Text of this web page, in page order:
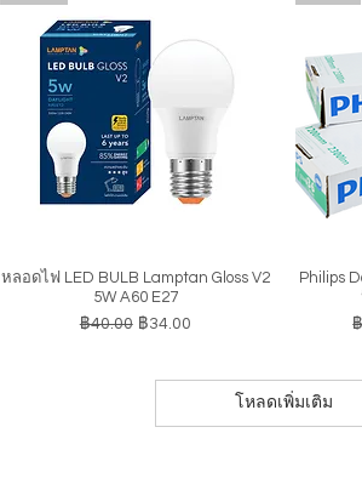
ดูข้อมูลด่วน
หลอดไฟ LED BULB Lamptan Gloss V2
5W A60 E27
ราคาปกติ
฿40.00 ราคาขายลด
฿34.00
Philips
โหลดเพิ่มเติม